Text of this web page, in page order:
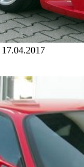
17.04.2017